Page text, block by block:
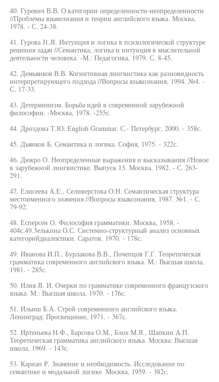
40. Гуревич В.В. О категории определенности-неопределенности
//Проблемы языкознания и теории английского языка. Москва,
1978. - С. 24-38.
41. Гурова J1.JI. Интуиция и логика в психологической структуре
решения задач //Семантика, логика и интуиция в мыслительной
деятельности человека. -М.: Педагогика, 1979. С. 8-45.
42. Демьянков В.В. Когнитивная лингвистика как разновидность
интерпретирующего подхода //Вопросы языкознания, 1994. №4. -
С. 17-33.
43. Детерминизм. Борьба идей в современной зарубежной
философии. -Москва, 1978. -255с.
44. Дроздова Т.Ю. English Grammar. С.- Петербург, 2000. - 358с.
45. Дьянков Б. Семантика и логика. София, 1975. - 322с.
46. Дюкро О. Неопределенные выражения и высказывания //Новое
в зарубежной лингвистике. Выпуск 13. Москва, 1982. - С. 263-
291.
47. Елисеева А.Е., Селиверстова О.Н. Семантическая структура
местоименного значения //Вопросы языкознания, 1987. №1. - С.
79-92.
48. Есперсен О. Философия грамматики. Москва, 1958. -
404с.49.3елькина О.С. Системно-структурный анализ основных
категорийдиалектики. Саратов, 1970. - 178с.
49. Иванова И.П., Бурлакова В.В., Почепцов Г.Г. Теоретическая
грамматика современного английского языка. М.: Высшая школа,
1981. - 285с.
50. Илия JI. И. Очерки по грамматике современного французского
языка. М.: Высшая школа, 1970. - 176с.
51. Ильиш Б.А. Строй современного английского языка.
Ленинград: Просвещение, 1971. - 367с.
52. Иртеньева Н.Ф., Барсова О.М., Блох М.Я., Шапкин А.П.
Теоретическая грамматика английского языка. Москва: Высшая
школа, 1969. - 143с.
53. Карнап Р. Значение и необходимость. Исследование по
семантике и модальной логике. Москва, 1959. - 382с.